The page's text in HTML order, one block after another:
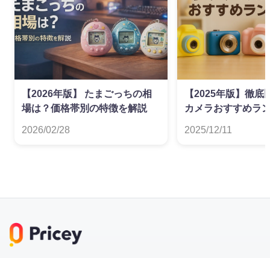
【2026年版】 たまごっちの相
場は？価格帯別の特徴を解説
2026/02/28
【2025年版】徹底
カメラおすすめラ
2025/12/11